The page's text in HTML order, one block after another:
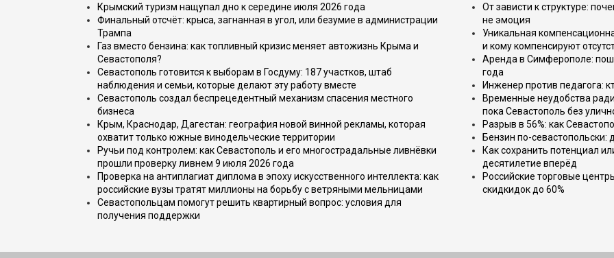
Крымский туризм нащупал дно к середине июля 2026 года
Финальный отсчёт: крыса, загнанная в угол, или безумие в администрации
Трампа
Газ вместо бензина: как топливный кризис меняет автожизнь Крыма и
Севастополя?
Севастополь готовится к выборам в Госдуму: 187 участков, штаб
наблюдения и семьи, которые делают эту работу вместе
Севастополь создал беспрецедентный механизм спасения местного
бизнеса
Крым, Краснодар, Дагестан: география новой винной рекламы, которая
охватит только южные винодельческие территории
Ручьи под контролем: как Севастополь и его многострадальные ливнёвки
прошли проверку ливнем 9 июля 2026 года
Проверка на антиплагиат диплома в эпоху искусственного интеллекта: как
российские вузы тратят миллионы на борьбу с ветряными мельницами
Севастопольцам помогут решить квартирный вопрос: условия для
получения поддержки
От зависти к структуре:
не эмоция
Уникальная
и кому компенсируют
Аренда в Симферополе:
года
Инженер против педагога:
Временные неудобства
пока Севастополь без
Разрыв в 56%: как
Бензин по-севастопольски:
Как сохранить потенциал
десятилетие вперёд
Российские торговые
скидкидок до 60%